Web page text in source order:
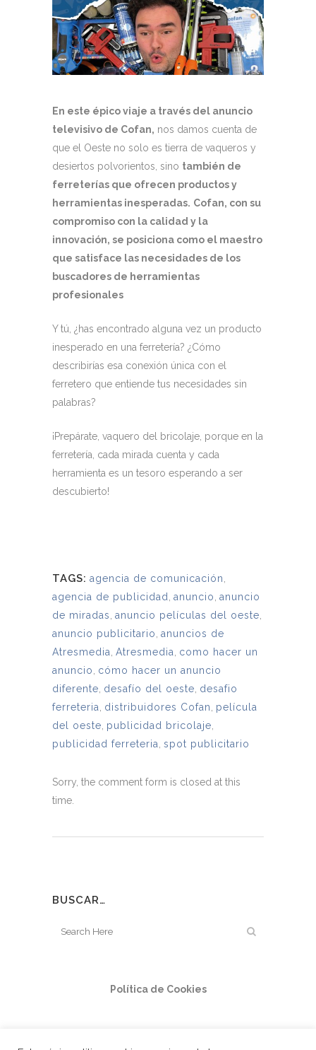
En este épico viaje a través del anuncio
televisivo de Cofan, nos damos cuenta de
que el Oeste no solo es tierra de vaqueros y
desiertos polvorientos, sino también de
ferreterías que ofrecen productos y
herramientas inesperadas. Cofan, con su
compromiso con la calidad y la
innovación, se posiciona como el maestro
que satisface las necesidades de los
buscadores de herramientas
profesionales
Y tú, ¿has encontrado alguna vez un producto
inesperado en una ferretería? ¿Cómo
describirías esa conexión única con el
ferretero que entiende tus necesidades sin
palabras?
¡Prepárate, vaquero del bricolaje, porque en la
ferretería, cada mirada cuenta y cada
herramienta es un tesoro esperando a ser
descubierto!
TAGS: agencia de comunicación
agencia de publicidad
anuncio anuncio
de miradas anuncio películas del oeste
anuncio publicitario anuncios de
Atresmedia Atresmedia
como hacer un
anuncio
cómo hacer un anuncio
diferente desafío del oeste desafio
ferreteria
distribuidores Cofan
película
del oeste publicidad bricolaje
publicidad ferreteria spot publicitario
Sorry, the comment form is closed at this
time.
BUSCAR…
Política de Cookies